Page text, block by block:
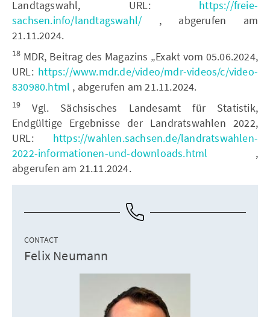
Landtagswahl, URL: https://freie-
sachsen.info/landtagswahl/ , abgerufen am
21.11.2024.
18 MDR, Beitrag des Magazins „Exakt vom 05.06.2024,
URL: https://www.mdr.de/video/mdr-videos/c/video-
830980.html , abgerufen am 21.11.2024.
19
Vgl. Sächsisches Landesamt für Statistik,
Endgültige Ergebnisse der Landratswahlen 2022,
URL: https://wahlen.sachsen.de/landratswahlen-
2022-informationen-und-downloads.html ,
abgerufen am 21.11.2024.
CONTACT
Felix Neumann